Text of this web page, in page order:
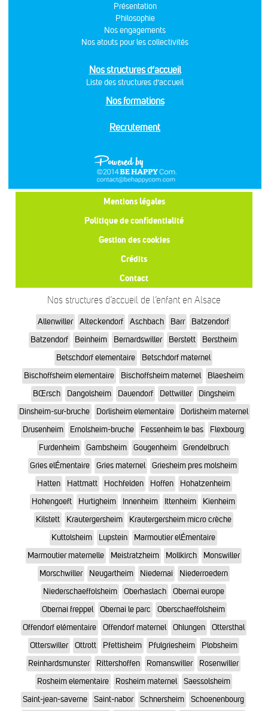
Présentation
Philosophie
Nos engagements
Nos atouts pour les collectivités
Nos structures d’accueil
Liste des structures d’accueil
Nos formations
Recrutement
Mentions légales
Politique de confidentialité
Gestion des cookies
Crédits
Contact
Nos structures d’accueil de l’enfant en Alsace
Allenwiller Alteckendorf Aschbach Barr
Batzendorf
Batzendorf
Beinheim Bernardswiller Berstett
Berstheim
Betschdorf elementaire
Betschdorf maternel
Bischoffsheim elementaire
Bischoffsheim maternel
Blaesheim
BŒrsch
Dangolsheim Dauendorf Dettwiller
Dingsheim
Dinsheim-sur-bruche
Dorlisheim elementaire
Dorlisheim maternel
Drusenheim
Ernolsheim-bruche Fessenheim le bas
Flexbourg
Furdenheim
Gambsheim Gougenheim
Grendelbruch
Gries elÉmentaire
Gries maternel
Griesheim pres molsheim
Hatten
Hattmatt Hochfelden Hoffen
Hohatzenheim
Hohengoeft
Hurtigheim Innenheim Ittenheim
Kienheim
Kilstett
Krautergersheim
Krautergersheim micro crèche
Kuttolsheim
Lupstein
Marmoutier elÉmentaire
Marmoutier maternelle
Meistratzheim Mollkirch
Monswiller
Morschwiller
Neugartheim Niedernai
Niederroedern
Niederschaeffolsheim
Oberhaslach
Obernai europe
Obernai freppel
Obernai le parc
Oberschaeffolsheim
Offendorf elémentaire
Offendorf maternel Ohlungen
Ottersthal
Otterswiller
Ottrott Pfettisheim Pfulgriesheim
Plobsheim
Reinhardsmunster
Rittershoffen Romanswiller
Rosenwiller
Rosheim elementaire
Rosheim maternel
Saessolsheim
Saint-jean-saverne
Saint-nabor Schnersheim Schoenenbourg